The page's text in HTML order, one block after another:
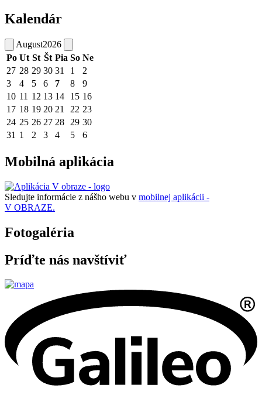
Kalendár
August2026
Po Ut St Št Pia So Ne
27 28 29 30 31 1
2
3
4 5 6 7 8
9
10 11 12 13 14 15 16
17 18 19 20 21 22 23
24 25 26 27 28 29 30
31 1 2 3 4 5 6
Mobilná aplikácia
Sledujte informácie z nášho webu v mobilnej aplikácii -
V OBRAZE.
Fotogaléria
Príďte nás navštíviť